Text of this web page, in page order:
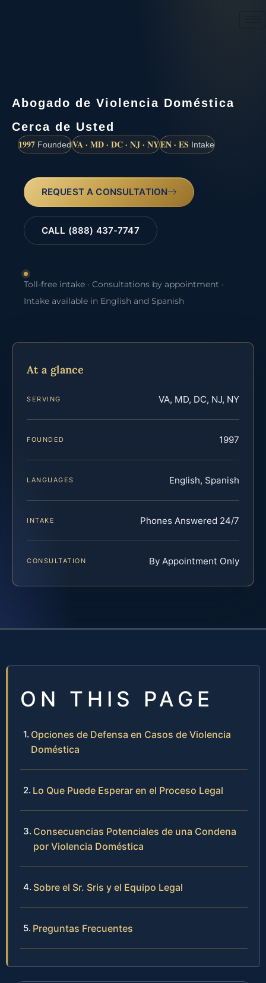
Abogado de Violencia Doméstica
Cerca de Usted
1997 FoundedVA · MD · DC · NJ · NYEN · ES Intake
REQUEST A CONSULTATION
CALL (888) 437-7747
Toll-free intake · Consultations by appointment ·
Intake available in English and Spanish
At a glance
SERVING VA, MD, DC, NJ, NY
FOUNDED 1997
LANGUAGES English, Spanish
INTAKE Phones Answered 24/7
CONSULTATION By Appointment Only
ON THIS PAGE
Opciones de Defensa en Casos de Violencia
Doméstica
Lo Que Puede Esperar en el Proceso Legal
Consecuencias Potenciales de una Condena
por Violencia Doméstica
Sobre el Sr. Sris y el Equipo Legal
Preguntas Frecuentes